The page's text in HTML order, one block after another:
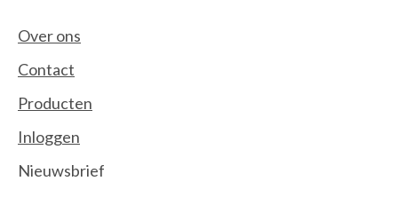
Over ons
Contact
Producten
Inloggen
Nieuwsbrief